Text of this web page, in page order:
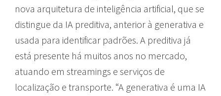
nova arquitetura de inteligência artificial, que se
distingue da IA preditiva, anterior à generativa e
usada para identificar padrões. A preditiva já
está presente há muitos anos no mercado,
atuando em streamings e serviços de
localização e transporte. “A generativa é uma IA